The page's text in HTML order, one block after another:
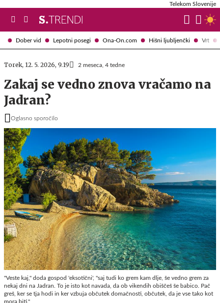
Dober vid Lepotni posegi Ona-On.com Hišni ljubljenčki Vrt
Telekom Slovenije
Torek, 12. 5. 2026, 9.19 2 meseca, 4 tedne
Zakaj se vedno znova vračamo na
Jadran?
Oglasno sporočilo
"Veste kaj," doda gospod 'eksotični', "saj tudi ko grem kam dlje, še vedno grem za
nekaj dni na Jadran. To je isto kot navada, da ob vikendih obiščeš še babico. Pač
greš, ker se tja hodi in ker vzbuja občutek domačnosti, občutek, da je vse tako kot
mora biti."